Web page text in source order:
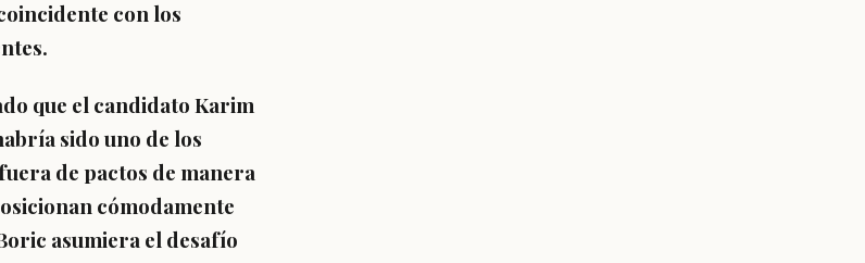
con los
que el candidato Karim
sido uno de los
de pactos de manera
cómodamente
asumiera el desafío